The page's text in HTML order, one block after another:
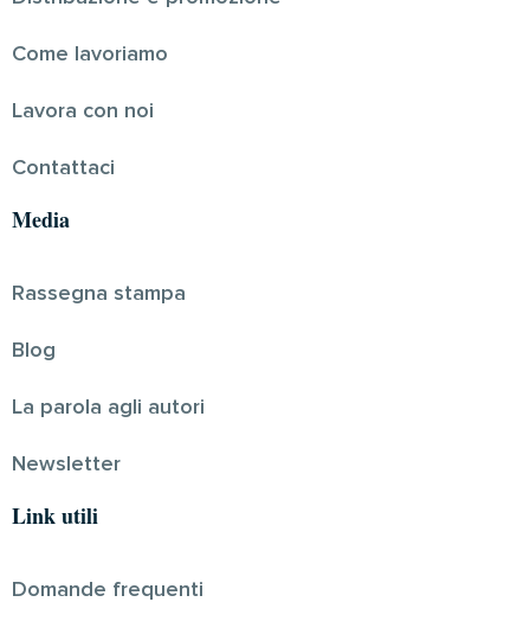
Come lavoriamo
Lavora con noi
Contattaci
Media
Rassegna stampa
Blog
La parola agli autori
Newsletter
Link utili
Domande frequenti